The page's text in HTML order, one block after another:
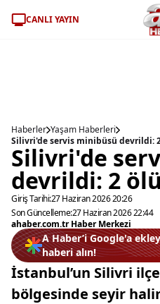
CANLI YAYIN
Haberler Yaşam Haberleri
Silivri'de servis minibüsü devrildi:
Silivri'de
devrildi: 2
Giriş Tarihi:27 Haziran 2026 20:26
Son Güncelleme:27 Haziran 2026 22:44
ahaber.com.tr Haber Merkezi
A Haber’i Google'a
haberi alın!
İstanbul’un Silivri
bölgesinde seyir